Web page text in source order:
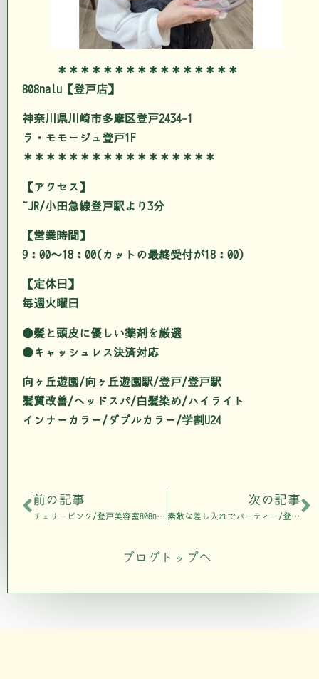
＊＊＊＊＊＊＊＊＊＊＊＊＊＊＊＊
808nalu【登戸店】
神奈川県川崎市多摩区登戸2434-1
ラ・モモージュ登戸1F
＊＊＊＊＊＊＊＊＊＊＊＊＊＊＊＊＊
【アクセス】
JR/小田急線登戸駅より3分
【営業時間】
9：00～18：00(カットの最終受付が18：00)
【定休日】
毎週火曜日
●髪と頭皮に優しい薬剤を厳選
●キャッシュレス決済対応
向ヶ丘遊園/向ヶ丘遊園駅/登戸/登戸駅
髪質改善/ヘッドスパ/白髪染め/ハイライト
インナーカラー/ダブルカラー/学割U24
前の記事
チェリーピンク/登戸美容室808nalu
次の記事
素敵な差し入れでパーティー/登戸美容室808nalu
ブログトップへ